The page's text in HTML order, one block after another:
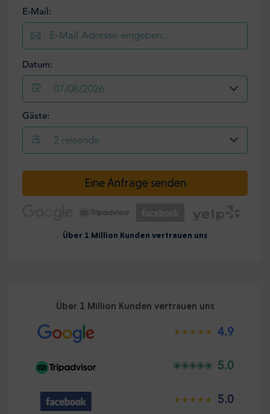
E-Mail:
Datum:
07/08/2026
Gäste:
2 reisende
Eine Anfrage senden
Über 1 Million Kunden vertrauen uns
Über 1 Million Kunden vertrauen uns
4.9
5.0
5.0